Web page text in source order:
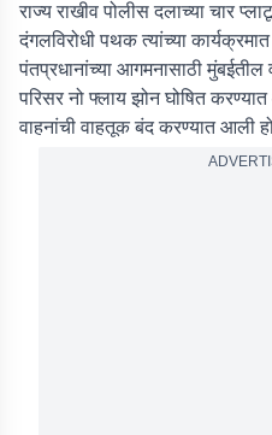
राज्य राखीव पोलीस दलाच्या चार
दंगलविरोधी पथक त्यांच्या
पंतप्रधानांच्या आगमनासाठी
परिसर नो फ्लाय झोन घोषित
वाहनांची वाहतूक बंद करण्यात आली